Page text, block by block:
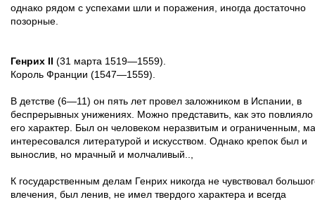
однако рядом с успехами шли и поражения, иногда достаточно
позорные.
Генрих II
(31 марта 1519—1559).
Король Франции (1547—1559).
В детстве (6—11) он пять лет провел заложником в Испании, в
беспрерывных унижениях. Можно представить, как это повлияло
его характер. Был он человеком неразвитым и ограниченным,
интересовался литературой и искусством. Однако крепок был и
вынослив, но мрачный и молчаливый..,
К государственным делам Генрих никогда не чувствовал
влечения, был ленив, не имел твердого характера и всегда